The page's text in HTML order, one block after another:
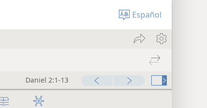
Español
Daniel 2:1-49